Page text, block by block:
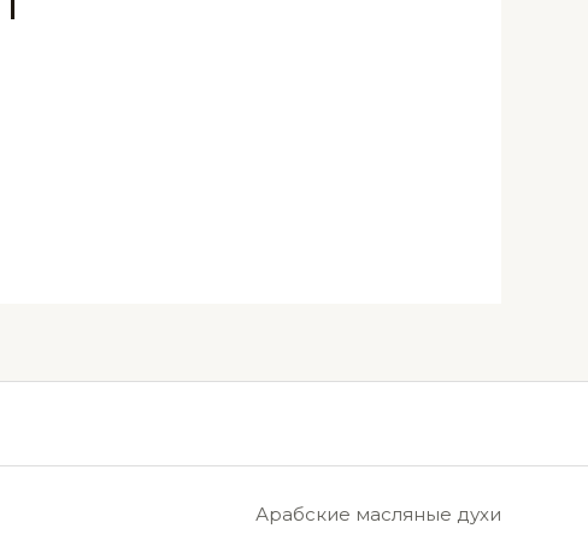
Арабские масляные духи